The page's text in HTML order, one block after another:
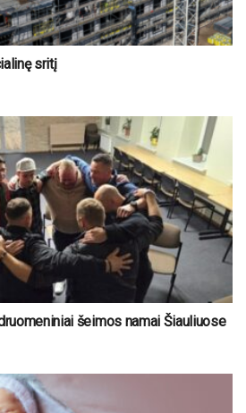
sritį
šeimos namai Šiauliuose